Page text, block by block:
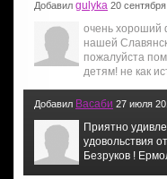
Добавил gulyka 20
очень хороший
нашей
пожалуйста
детям! не как
Добавил Васаби 27 июля
Приятно
удовольствия
Безруков !